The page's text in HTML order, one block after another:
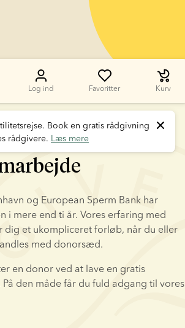
Log ind Favoritter Kurv
. Book en gratis rådgivning
rådgivere. Læs mere
+ European Sperm Bank
og European Sperm Bank har
i mere end ti år. Vores erfaring med
dig et ukompliceret forløb, når du eller
med donorsæd.
en donor ved at lave en gratis
den måde får du fuld adgang til vores